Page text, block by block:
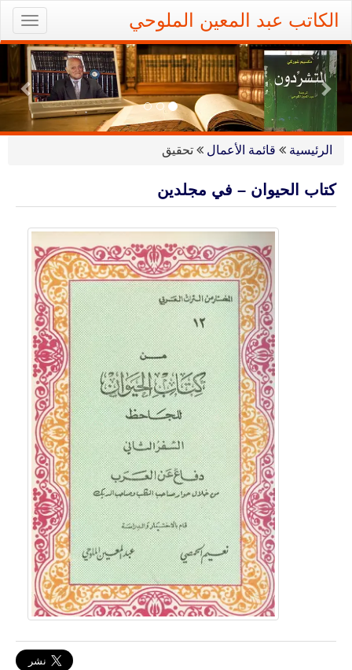
content
الكاتب عبد المعين الملوحي
Next
الرئيسية قائمة الأعمال تحقيق
كتاب الحيوان – في مجلدين